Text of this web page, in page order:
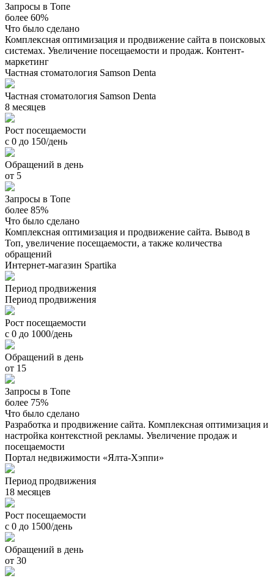
Запросы в Топе
более 60%
Что было сделано
Комплексная оптимизация и продвижение сайта в поисковых
системах. Увеличение посещаемости и продаж. Контент-
маркетинг
Частная стоматология Samson Denta
Частная стоматология Samson Denta
8 месяцев
Рост посещаемости
с 0 до 150/день
Обращений в день
от 5
Запросы в Топе
более 85%
Что было сделано
Комплексная оптимизация и продвижение сайта. Вывод в
Топ, увеличение посещаемости, а также количества
обращений
Интернет-магазин Spartika
Период продвижения
Период продвижения
Рост посещаемости
с 0 до 1000/день
Обращений в день
от 15
Запросы в Топе
более 75%
Что было сделано
Разработка и продвижение сайта. Комплексная оптимизация и
настройка контекстной рекламы. Увеличение продаж и
посещаемости
Портал недвижимости «Ялта-Хэппи»
Период продвижения
18 месяцев
Рост посещаемости
с 0 до 1500/день
Обращений в день
от 30